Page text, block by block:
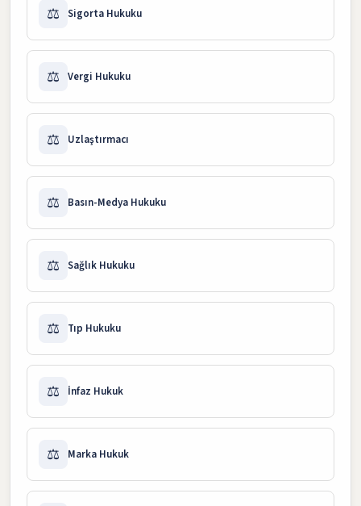
⚖️ Sigorta Hukuku
⚖️ Vergi Hukuku
⚖️ Uzlaştırmacı
⚖️ Basın-Medya Hukuku
⚖️ Sağlık Hukuku
⚖️ Tıp Hukuku
⚖️ İnfaz Hukuk
⚖️ Marka Hukuk